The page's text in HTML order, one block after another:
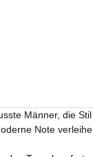
Männer, die
Note